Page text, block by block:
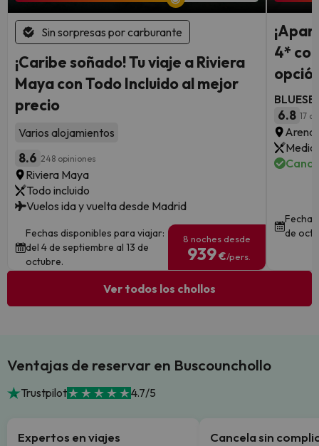
Sin sorpresas por carburante
¡Caribe soñado! Tu viaje a Riviera
Maya con Todo Incluido al mejor
precio
Varios alojamientos
8.6 248 opiniones
Riviera Maya
Todo incluido
Vuelos ida y vuelta desde Madrid
Fechas disponibles para viajar:
del 4 de septiembre al 13 de
octubre.
8 noches desde
939€/pers.
4*
6.8 17
Media
de
Ver todos los chollos
Ventajas de reservar en Buscounchollo
Trustpilot 4.7/5
Expertos en viajes Cancela sin